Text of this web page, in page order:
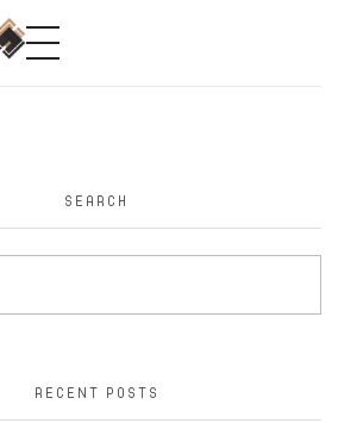
SEARCH
RECENT POSTS